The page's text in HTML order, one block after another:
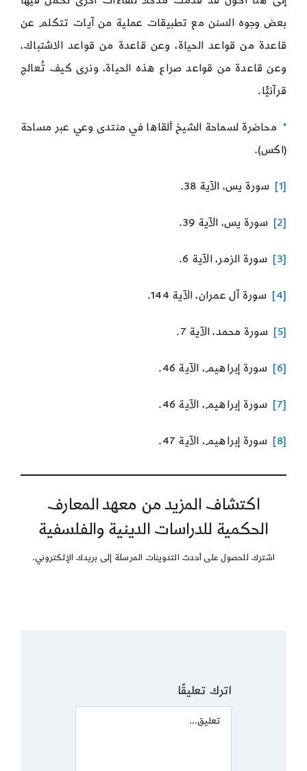
بعض وجوه السنن مع تطبيقات عملية من آيات تتكلم عن
قاعدة من قواعد الحياة، وعن قاعدة من قواعد الاشتباك،
وعن قاعدة من قواعد صراع هذه الحياة، ونرى كيف تُعالج
قرآنيًّا.
* محاضرة لسماحة الشيخ ألقاها في منتدى وعي عبر مساحة
(اكس).
[1] سورة يس، الآية 38.
[2] سورة يس، الآية 39.
[3] سورة الزمر، الآية 6.
[4] سورة آل عمران، الآية 144.
[5] سورة محمد، الآية 7.
[6] سورة إبراهيم، الآية 46.
[7] سورة إبراهيم، الآية 46.
[8] سورة إبراهيم، الآية 47.
اكتشاف المزيد من معهد المعارف
الحكمية للدراسات الدينية والفلسفية
اشترك للحصول على أحدث التدوينات المرسلة إلى بريدك الإلكتروني.
اترك تعليقًا
Comment